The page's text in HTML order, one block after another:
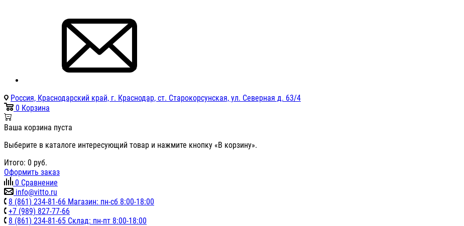
Россия, Краснодарский край, г. Краснодар, ст. Старокорсунская, ул. Северная д. 63/4
0 Корзина
Ваша корзина пуста
Выберите в каталоге интересующий товар и нажмите кнопку «В корзину».
Итого: 0 руб.
Оформить заказ
0 Сравнение
info@vitto.ru
8 (861) 234-81-66 Магазин: пн-сб 8:00-18:00
+7 (989) 827-77-66
8 (861) 234-81-65 Склад: пн-пт 8:00-18:00